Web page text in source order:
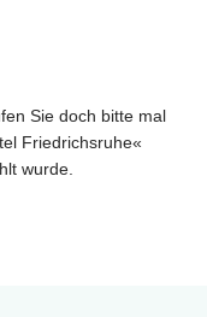
Sie doch bitte mal
Friedrichsruhe«
wurde.